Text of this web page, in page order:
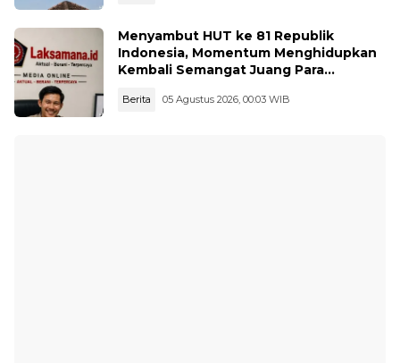
Menyambut HUT ke 81 Republik
Indonesia, Momentum Menghidupkan
Kembali Semangat Juang Para
Berita 05 Agustus 2026, 00:03 WIB